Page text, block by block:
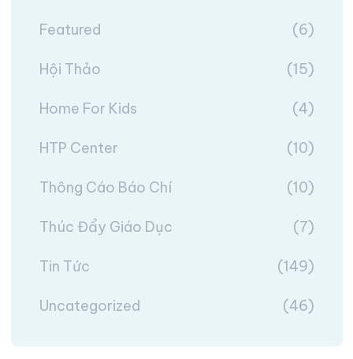
Featured (6)
Hội Thảo (15)
Home For Kids (4)
HTP Center (10)
Thông Cáo Báo Chí (10)
Thúc Đẩy Giáo Dục (7)
Tin Tức (149)
Uncategorized (46)